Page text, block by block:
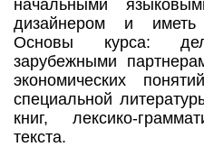
начальными
дизайнером и иметь
Основы курса:
зарубежными
экономических
специальной
книг, лексико-
текста.